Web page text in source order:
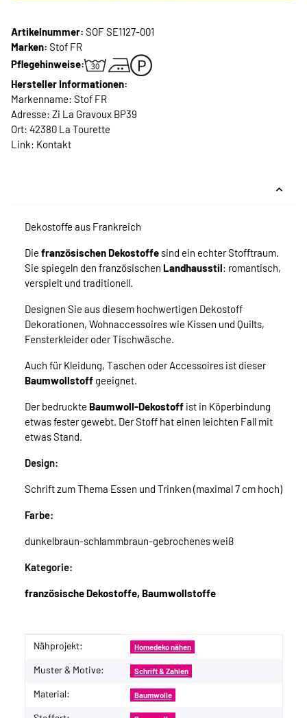
Artikelnummer: SOF SE1127-001
Marken: Stof FR
Pflegehinweise:
Hersteller Informationen:
Markenname: Stof FR
Adresse: Zi La Gravoux BP39
Ort: 42380 La Tourette
Link: Kontakt
Dekostoffe aus Frankreich
Die französischen Dekostoffe sind ein echter Stofftraum.
Sie spiegeln den französischen Landhausstil: romantisch,
verspielt und traditionell.
Designen Sie aus diesem hochwertigen Dekostoff
Dekorationen, Wohnaccessoires wie Kissen und Quilts,
Fensterkleider oder Tischwäsche.
Auch für Kleidung, Taschen oder Accessoires ist dieser
Baumwollstoff geeignet.
Der bedruckte Baumwoll-Dekostoff ist in Köperbindung
etwas fester gewebt. Der Stoff hat einen leichten Fall mit
etwas Stand.
Design:
Schrift zum Thema Essen und Trinken (maximal 7 cm hoch)
Farbe:
dunkelbraun-schlammbraun-gebrochenes weiß
Kategorie:
französische Dekostoffe, Baumwollstoffe
Produkteigenschaft
Wert
Nähprojekt: Homedeko nähen
Muster & Motive: Schrift & Zahlen
Material: Baumwolle